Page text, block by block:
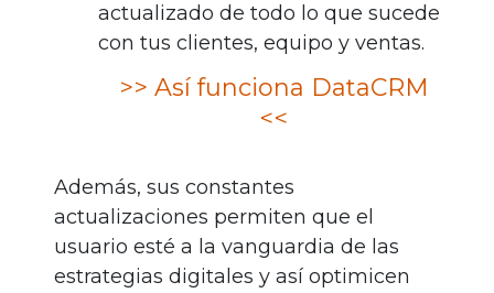
actualizado de todo lo que sucede
con tus clientes, equipo y ventas.
>> Así funciona DataCRM
<<
Además, sus constantes
actualizaciones permiten que el
usuario esté a la vanguardia de las
estrategias digitales y así optimicen